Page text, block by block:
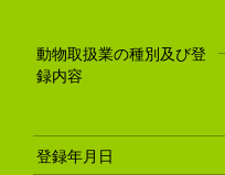
動物取扱業の種別及び登
録内容
登録年月日